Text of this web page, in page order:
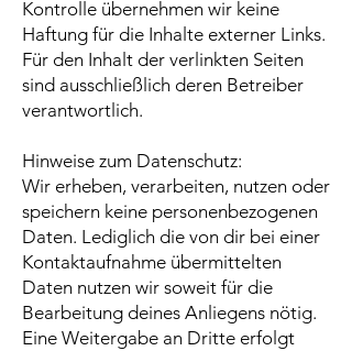
Kontrolle übernehmen wir keine
Haftung für die Inhalte externer Links.
Für den Inhalt der verlinkten Seiten
sind ausschließlich deren Betreiber
verantwortlich.
Hinweise zum Datenschutz:
Wir erheben, verarbeiten, nutzen oder
speichern keine personenbezogenen
Daten. Lediglich die von dir bei einer
Kontaktaufnahme übermittelten
Daten nutzen wir soweit für die
Bearbeitung deines Anliegens nötig.
Eine Weitergabe an Dritte erfolgt